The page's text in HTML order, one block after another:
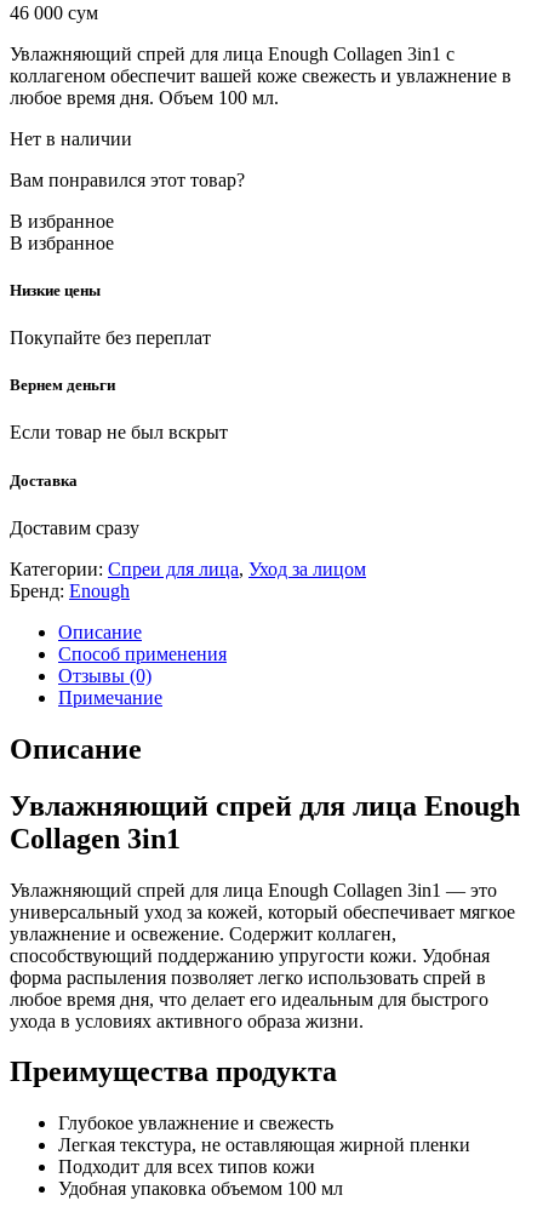
46 000 сум
Увлажняющий спрей для лица Enough Collagen 3in1 с
коллагеном обеспечит вашей коже свежесть и увлажнение в
любое время дня. Объем 100 мл.
Нет в наличии
Вам понравился этот товар?
В избранное
В избранное
Низкие цены
Покупайте без переплат
Вернем деньги
Если товар не был вскрыт
Доставка
Доставим сразу
Категории: Спреи для лица, Уход за лицом
Бренд: Enough
Описание
Способ применения
Отзывы (0)
Примечание
Описание
Увлажняющий спрей для лица Enough
Collagen 3in1
Увлажняющий спрей для лица Enough Collagen 3in1 — это
универсальный уход за кожей, который обеспечивает мягкое
увлажнение и освежение. Содержит коллаген,
способствующий поддержанию упругости кожи. Удобная
форма распыления позволяет легко использовать спрей в
любое время дня, что делает его идеальным для быстрого
ухода в условиях активного образа жизни.
Преимущества продукта
Глубокое увлажнение и свежесть
Легкая текстура, не оставляющая жирной пленки
Подходит для всех типов кожи
Удобная упаковка объемом 100 мл